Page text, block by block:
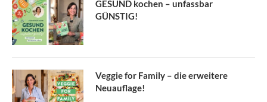
GESUND kochen – unfassbar
GÜNSTIG!
Veggie for Family – die erweitere
Neuauflage!